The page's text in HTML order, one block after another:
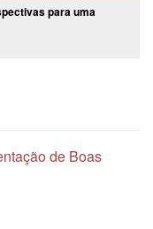
para uma
de Boas